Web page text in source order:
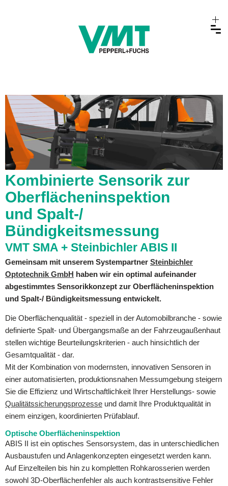
Kombinierte Sensorik zur
Oberflächeninspektion
und Spalt-/
Bündigkeitsmessung
VMT SMA + Steinbichler ABIS II
Gemeinsam mit unserem Systempartner Steinbichler
Optotechnik GmbH haben wir ein optimal aufeinander
abgestimmtes Sensorikkonzept zur Oberflächeninspektion
und Spalt-/ Bündigkeitsmessung entwickelt.
Die Oberflächenqualität - speziell in der Automobilbranche - sowie
definierte Spalt- und Übergangsmaße an der Fahrzeugaußenhaut
stellen wichtige Beurteilungskriterien - auch hinsichtlich der
Gesamtqualität - dar.
Mit der Kombination von modernsten, innovativen Sensoren in
einer automatisierten, produktionsnahen Messumgebung steigern
Sie die Effizienz und Wirtschaftlichkeit Ihrer Herstellungs- sowie
Qualitätssicherungsprozesse und damit Ihre Produktqualität in
einem einzigen, koordinierten Prüfablauf.
Optische Oberflächeninspektion
ABIS II ist ein optisches Sensorsystem, das in unterschiedlichen
Ausbaustufen und Anlagenkonzepten eingesetzt werden kann.
Auf Einzelteilen bis hin zu kompletten Rohkarosserien werden
sowohl 3D-Oberflächenfehler als auch kontrastsensitive Fehler